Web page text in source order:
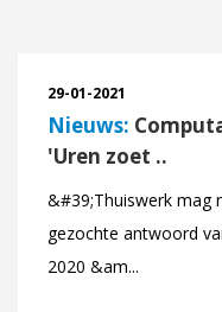
29-01-2021
Nieuws:
'Uren zoet ..
&#39;Thuiswerk mag
gezochte antwoord
2020 &am...